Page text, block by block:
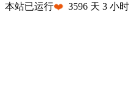
本站已运行❤️ 3596 天 3 小时